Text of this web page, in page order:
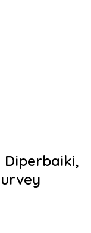
Diperbaiki,